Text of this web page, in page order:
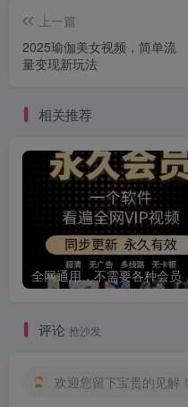
上一篇
2025瑜伽美女视频，简单流
量变现新玩法
相关推荐
评论 抢沙发
欢迎您留下宝贵的见解！